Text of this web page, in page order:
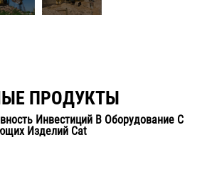
ПРОДУКТЫ
Инвестиций В Оборудование С
Изделий Cat